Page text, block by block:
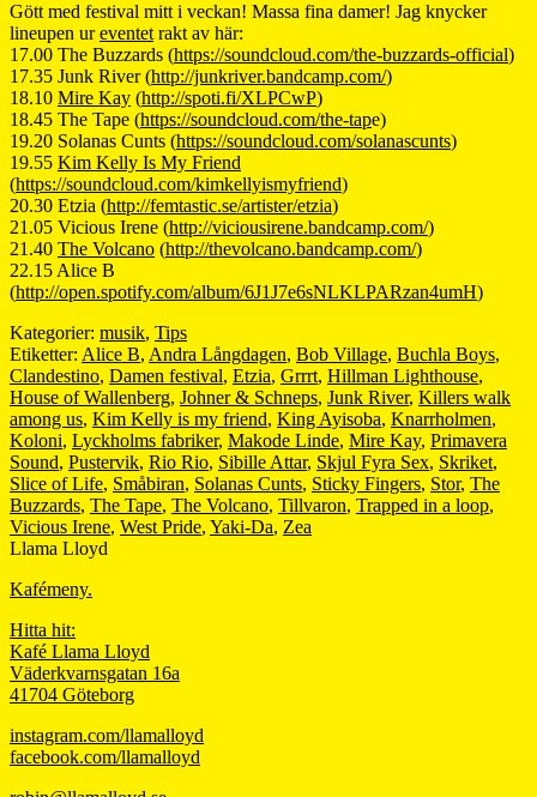
Gött med festival mitt i veckan! Massa fina damer! Jag knycker
lineupen ureventet rakt av här:
17.00 The Buzzards (https://soundcloud.com/the-buzzards-official)
17.35 Junk River (http://junkriver.bandcamp.com/)
18.10 Mire Kay (http://spoti.fi/XLPCwP)
18.45 The Tape (https://soundcloud.com/the-tape)
19.20 Solanas Cunts (https://soundcloud.com/solanascunts)
19.55 Kim Kelly Is My Friend
(https://soundcloud.com/kimkellyismyfriend)
20.30 Etzia (http://femtastic.se/artister/etzia)
21.05 Vicious Irene (http://viciousirene.bandcamp.com/)
21.40 The Volcano (http://thevolcano.bandcamp.com/)
22.15 Alice B
(http://open.spotify.com/album/6J1J7e6sNLKLPARzan4umH)
Kategorier: musik, Tips
Etiketter: Alice B, Andra Långdagen, Bob Village, Buchla Boys,
Clandestino, Damen festival, Etzia, Grrrt, Hillman Lighthouse,
House of Wallenberg, Johner & Schneps, Junk River, Killers walk
among us, Kim Kelly is my friend, King Ayisoba, Knarrholmen,
Koloni, Lyckholms fabriker, Makode Linde, Mire Kay, Primavera
Sound, Pustervik, Rio Rio, Sibille Attar, Skjul Fyra Sex, Skriket,
Slice of Life, Småbiran, Solanas Cunts, Sticky Fingers, Stor, The
Buzzards, The Tape, The Volcano, Tillvaron, Trapped in a loop,
Vicious Irene, West Pride, Yaki-Da, Zea
Llama Lloyd
Kafémeny.
Hitta hit:
Kafé Llama Lloyd
Väderkvarnsgatan 16a
41704 Göteborg
instagram.com/llamalloyd
facebook.com/llamalloyd